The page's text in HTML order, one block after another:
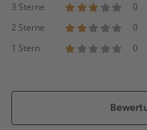
3 Sterne
0
2 Sterne
0
1 Stern
0